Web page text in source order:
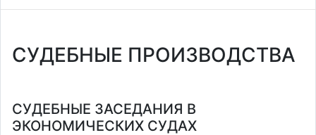
СУДЕБНЫЕ ПРОИЗВОДСТВА
СУДЕБНЫЕ ЗАСЕДАНИЯ В
ЭКОНОМИЧЕСКИХ СУДАХ